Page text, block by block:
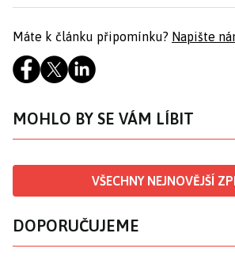
Máte k článku připomínku? Napište
MOHLO BY SE VÁM LÍBIT
VŠECHNY NEJNOVĚJŠÍ
DOPORUČUJEME